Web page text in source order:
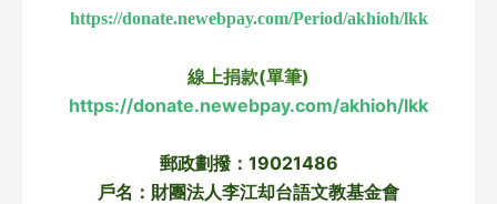
https://donate.newebpay.com/Period/akhioh/lkk
線上捐款(單筆)
https://donate.newebpay.com/akhioh/lkk
郵政劃撥：19021486
戶名：財團法人李江却台語文教基金會